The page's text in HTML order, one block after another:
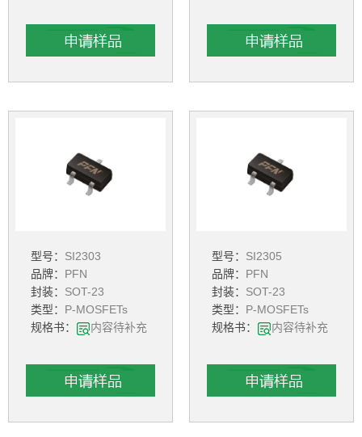
型号： SI2303
品牌： PFN
封装： SOT-23
类型： P-MOSFETs
规格书：
内容待补充
型号： SI2305
品牌： PFN
封装： SOT-23
类型： P-MOSFETs
规格书：
内容待补充